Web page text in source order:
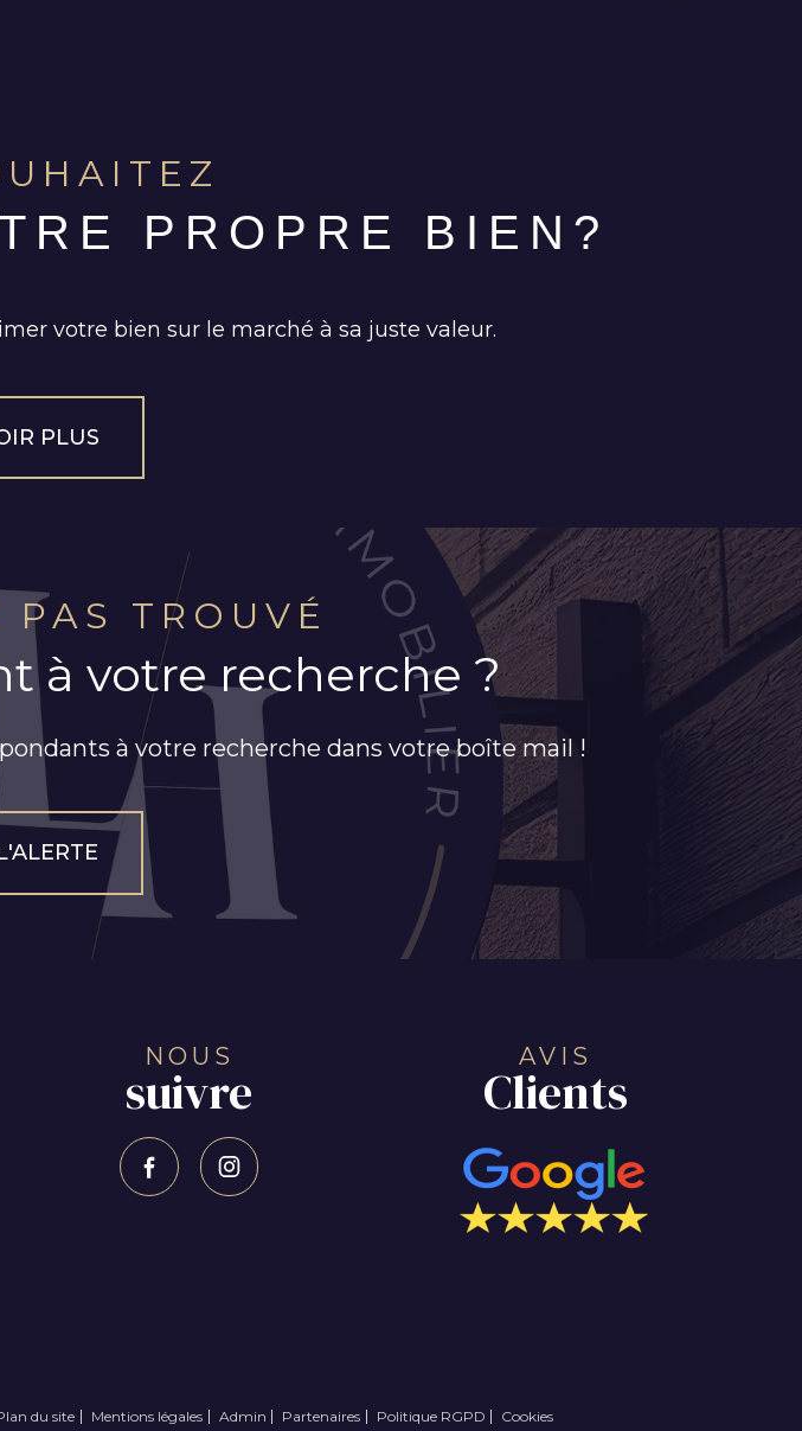
PROPRE BIEN?
votre bien sur le marché à sa juste valeur.
PLUS
TROUVÉ
à votre recherche ?
à votre recherche dans votre boîte mail !
NOUS
suivre
AVIS
Clients
du site Mentions légales Admin Partenaires Politique RGPD Cookies